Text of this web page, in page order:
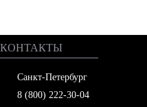
КОНТАКТЫ
Санкт-Петербург
8 (800) 222-30-04